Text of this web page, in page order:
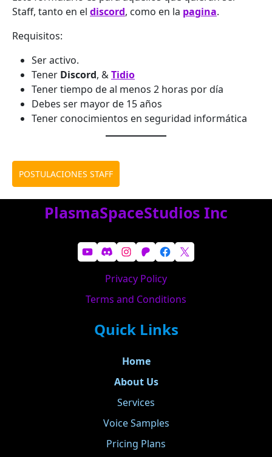
Staff, tanto en el discord, como en la pagina.
Requisitos:
Ser activo.
Tener Discord, &Tidio
Tener tiempo de al menos 2 horas por día
Debes ser mayor de 15 años
Tener conocimientos en seguridad informática
POSTULACIONES STAFF
PlasmaSpaceStudios Inc
YouTube Discord Instagram Patreon Facebook X
Privacy Policy
Terms and Conditions
Quick Links
Home
About Us
Services
Voice Samples
Pricing Plans